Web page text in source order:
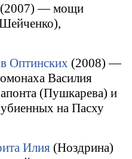
(2007) — мощи
Оптинских (2008) —
Василия
(Пушкарева) и
на Пасху
Илия (Ноздрина)